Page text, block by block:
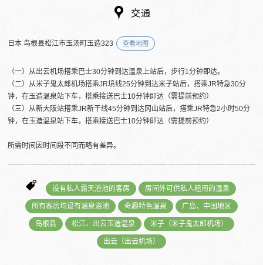
交通
日本 鸟根县松江市玉汤町玉造323 查看地图
（一）从出云机场搭乘巴士30分钟到达温泉上站后，步行1分钟即达。
（二）从米子鬼太郎机场搭乘JR境线25分钟到达米子站后，搭乘JR特急30分
钟，在玉造温泉站下车，搭乘接送巴士10分钟即达（需提前预约）
（三）从新大阪站搭乘JR新干线45分钟到达冈山站后，搭乘JR特急2小时50分
钟，在玉造温泉站下车，搭乘接送巴士10分钟即达（需提前预约）
所需时间因时间段不同而略有差异。
设有私人露天浴池的客房 房间外可供私人租用的温泉
所有客房均设有温泉浴池 奇趣特色温泉 广岛、中国地区
岛根县 松江、出云玉造温泉 米子（米子鬼太郎机场）
出云（出云机场）